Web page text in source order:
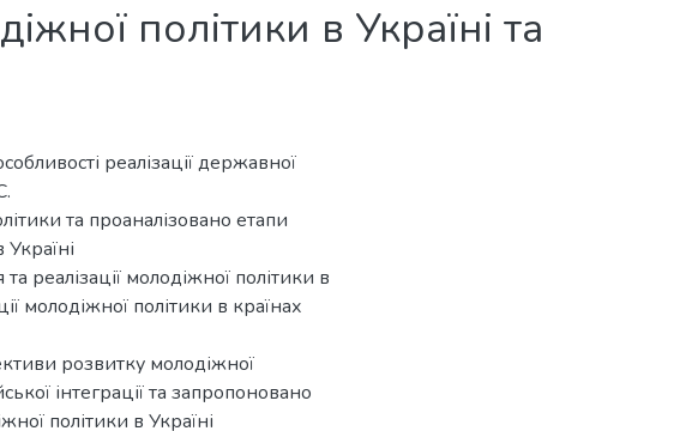
політики в Україні та
реалізації державної
та проаналізовано етапи
реалізації молодіжної політики в
молодіжної політики в країнах
розвитку молодіжної
інтеграції та запропоновано
політики в Україні